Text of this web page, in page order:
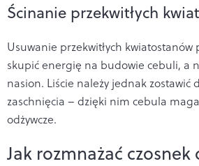
Ścinanie przekwitłych
Usuwanie przekwitłych kwiatostanów
skupić energię na budowie cebuli, a
nasion. Liście należy jednak zostawić
zaschnięcia – dzięki nim cebula
odżywcze.
Jak rozmnażać czosnek